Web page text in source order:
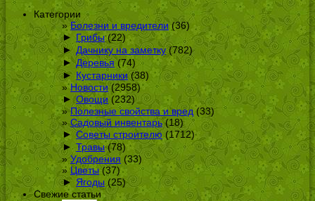
Категории
Болезни и вредители(36)
► Грибы(22)
► Дачнику на заметку(782)
► Деревья(74)
► Кустарники(38)
Новости(2958)
► Овощи(232)
Полезные свойства и вред(33)
Садовый инвентарь(18)
► Советы строителю(1712)
► Травы(78)
Удобрения (33)
Цветы(37)
► Ягоды(25)
Свежие статьи